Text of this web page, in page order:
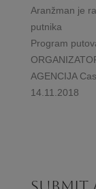
Aranžman je
putnika
Program
AGENCIJA
14.11.2018